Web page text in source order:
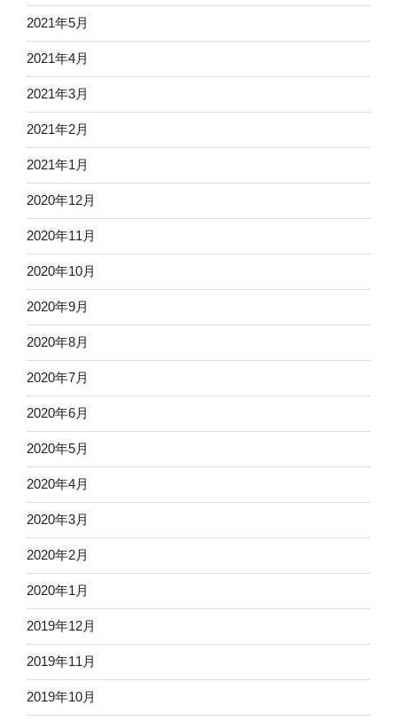
2021年5月
2021年4月
2021年3月
2021年2月
2021年1月
2020年12月
2020年11月
2020年10月
2020年9月
2020年8月
2020年7月
2020年6月
2020年5月
2020年4月
2020年3月
2020年2月
2020年1月
2019年12月
2019年11月
2019年10月